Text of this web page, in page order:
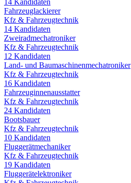
Fahrzeuglackierer
Kfz & Fahrzeugtechnik
14 Kandidaten
Zweiradmechatroniker
Kfz & Fahrzeugtechnik
12 Kandidaten
Land- und Baumaschinenmechatroniker
Kfz & Fahrzeugtechnik
16 Kandidaten
Fahrzeuginnenausstatter
Kfz & Fahrzeugtechnik
24 Kandidaten
Bootsbauer
Kfz & Fahrzeugtechnik
10 Kandidaten
Fluggerätmechaniker
Kfz & Fahrzeugtechnik
19 Kandidaten
Fluggerätelektroniker